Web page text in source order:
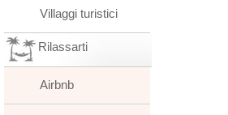
Villaggi turistici
Rilassarti
Airbnb